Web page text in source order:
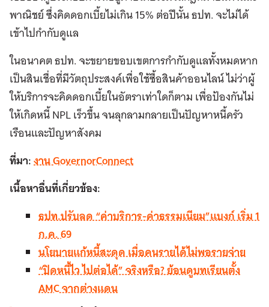
พาณิชย์ ซึ่งคิดดอกเบี้ยไม่เกิน 15% ต่อปีนั้น ธปท. จะไม่ได้
เข้าไปกำกับดูแล
ในอนาคต ธปท. จะขยายขอบเขตการกำกับดูแลทั้งหมดหาก
เป็นสินเชื่อที่มีวัตถุประสงค์เพื่อใช้ซื้อสินค้าออนไลน์ ไม่ว่าผู้
ให้บริการจะคิดดอกเบี้ยในอัตราเท่าใดก็ตาม เพื่อป้องกันไม่
ให้เกิดหนี้ NPL เร็วขึ้น จนลุกลามกลายเป็นปัญหาหนี้ครัว
เรือนและปัญหาสังคม
ที่มา:งาน GovernorConnect
เนื้อหาอื่นที่เกี่ยวข้อง:
ธปท.ปรับลด “ค่าบริการ-ค่าธรรมเนียม”แบงก์ เริ่ม 1
ก.ค. 69
นโยบายแก้หนี้สะดุด เมื่อคนรายได้ไม่พอรายจ่าย
“ปิดหนี้ไว ไปต่อได้” จริงหรือ? ย้อนดูบทเรียนตั้ง
AMC จากต่างแดน